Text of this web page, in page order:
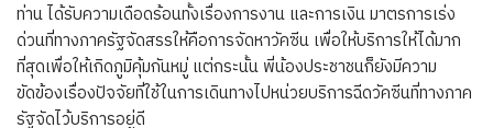
ท่าน ได้รับความเดือดร้อนทั้งเรื่องการงาน และการเงิน มาตรการเร่ง
ด่วนที่ทางภาครัฐจัดสรรให้คือการจัดหาวัคซีน เพื่อให้บริการให้ได้มาก
ที่สุดเพื่อให้เกิดภูมิคุ้มกันหมู่ แต่กระนั้น พี่น้องประชาชนก็ยังมีความ
ขัดข้องเรื่องปัจจัยที่ใช้ในการเดินทางไปหน่วยบริการฉีดวัคซีนที่ทางภาค
รัฐจัดไว้บริการอยู่ดี